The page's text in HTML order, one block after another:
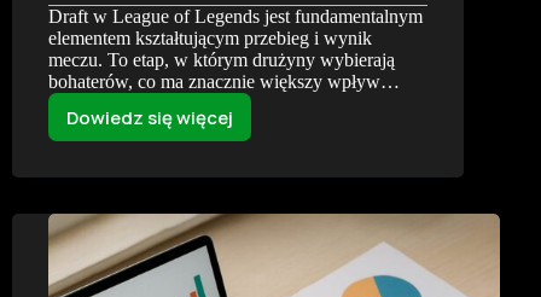
Draft w League of Legends jest fundamentalnym
elementem kształtującym przebieg i wynik
meczu. To etap, w którym drużyny wybierają
bohaterów, co ma znacznie większy wpływ…
Dowiedz się więcej
LoL
–
kompozycja
drużyny
wpływa